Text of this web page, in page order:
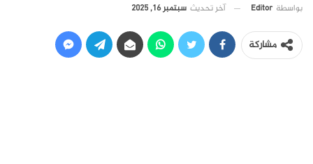
بواسطة Editor آخر تحديث سبتمبر 16, 2025
مشاركة